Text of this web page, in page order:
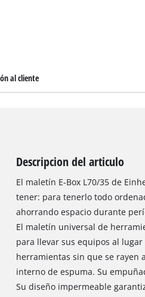
al cliente
Descripcion del articulo
El maletín E-Box L70/35 de
tener: para tenerlo todo
ahorrando espacio durante
El maletín universal de
para llevar sus equipos al
herramientas sin que se rayen
interno de espuma. Su
Su diseño impermeable